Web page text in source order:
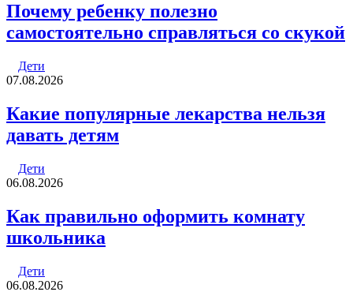
Почему ребенку полезно
самостоятельно справляться со скукой
Дети
07.08.2026
Какие популярные лекарства нельзя
давать детям
Дети
06.08.2026
Как правильно оформить комнату
школьника
Дети
06.08.2026